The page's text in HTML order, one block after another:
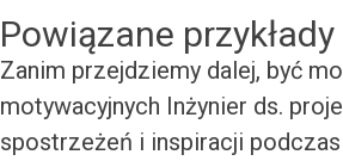
Powiązane
Zanim przejdziemy dalej, być
motywacyjnych Inżynier ds.
spostrzeżeń i inspiracji